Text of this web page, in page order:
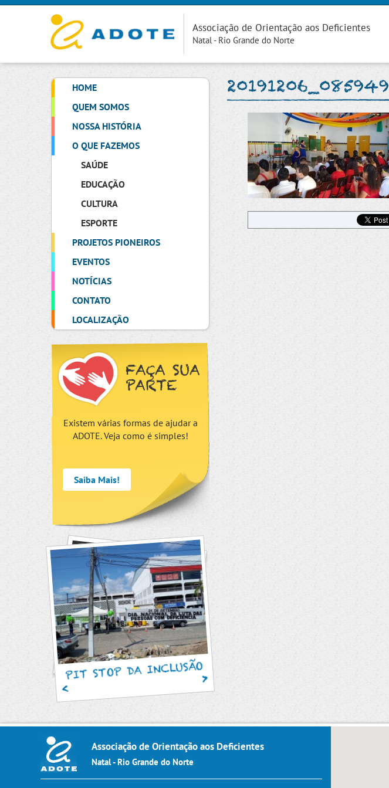
Associação de Orientação aos Deficientes
Natal - Rio Grande do Norte
HOME
QUEM SOMOS
NOSSA HISTÓRIA
O QUE FAZEMOS
SAÚDE
EDUCAÇÃO
CULTURA
ESPORTE
PROJETOS PIONEIROS
EVENTOS
NOTÍCIAS
CONTATO
LOCALIZAÇÃO
FAÇA SUA
PARTE
Existem várias formas de ajudar a
ADOTE. Veja como é simples!
Saiba Mais!
PIT STOP DA INCLUSÃO
20191206_085949
Associação de Orientação aos Deficientes
Natal - Rio Grande do Norte